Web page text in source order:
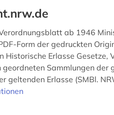
ab 1946
Form der gedruckten
Historische Erlasse Gesetze,
Sammlungen der
geltenden Erlasse (SMBl.